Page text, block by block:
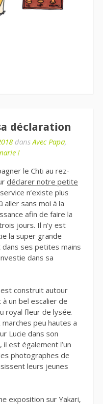
déclaration
dans Avec Papa,
!
le Chti au rez-
déclarer notre petite
n’existe plus
aller sans moi à la
afin de faire la
jours. Il n’y est
la super grande
dans ses petites mains
dans sa
est construit autour
un bel escalier de
royal fleur de lysée.
peu hautes a
Lucie dans son
est également l’un
photographes de
leurs jeunes
exposition sur Yakari,